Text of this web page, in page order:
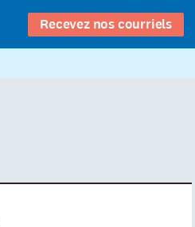
Recevez nos courriels